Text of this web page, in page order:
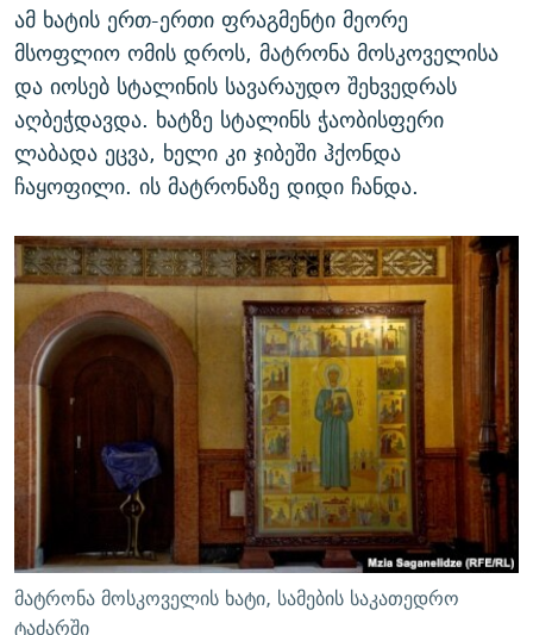
ამ ხატის ერთ-ერთი ფრაგმენტი მეორე
მსოფლიო ომის დროს, მატრონა მოსკოველისა
და იოსებ სტალინის სავარაუდო შეხვედრას
აღბეჭდავდა. ხატზე სტალინს ჭაობისფერი
ლაბადა ეცვა, ხელი კი ჯიბეში ჰქონდა
ჩაყოფილი. ის მატრონაზე დიდი ჩანდა.
მატრონა მოსკოველის ხატი, სამების საკათედრო
ტაძარში